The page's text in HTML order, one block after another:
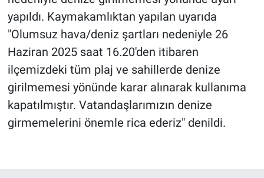
yapıldı. Kaymakamlıktan yapılan uyarıda
"Olumsuz hava/deniz şartları nedeniyle 26
Haziran 2025 saat 16.20'den itibaren
ilçemizdeki tüm plaj ve sahillerde denize
girilmemesi yönünde karar alınarak kullanıma
kapatılmıştır. Vatandaşlarımızın denize
girmemelerini önemle rica ederiz" denildi.